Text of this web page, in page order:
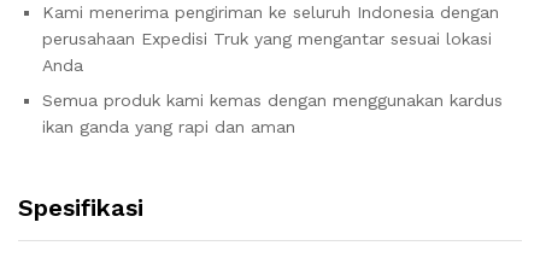
Kami menerima pengiriman ke seluruh Indonesia dengan
perusahaan Expedisi Truk yang mengantar sesuai lokasi
Anda
Semua produk kami kemas dengan menggunakan kardus
ikan ganda yang rapi dan aman
Spesifikasi